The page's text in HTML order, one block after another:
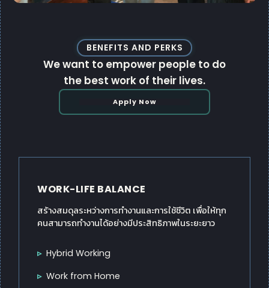
BENEFITS AND PERKS
We want to empower people to do
the best work of their lives.
Apply Now
WORK-LIFE BALANCE
สร้างสมดุลระหว่างการทำงานและการใช้ชีวิต เพื่อให้ทุก
คนสามารถทำงานได้อย่างมีประสิทธิภาพในระยะยาว
Hybrid Working
Work from Home